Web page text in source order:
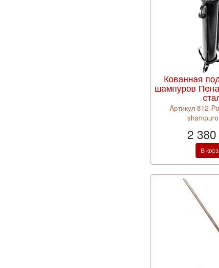
Кованная
шампуров
Aртикул 812-
2
В